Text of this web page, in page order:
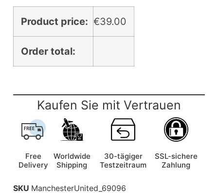
Product price: €39.00
Order total:
Kaufen Sie mit Vertrauen
Free
Delivery
Worldwide
Shipping
30-tägiger
Testzeitraum
SSL-sichere
Zahlung
SKU ManchesterUnited_69096